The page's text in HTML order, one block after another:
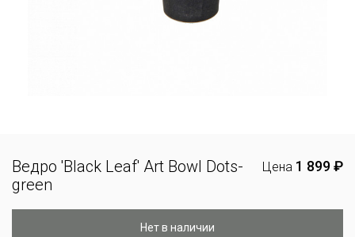
Ведро 'Black Leaf' Art Bowl Dots-
green
Цена 1 899 ₽
Нет в наличии